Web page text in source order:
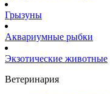
Грызуны
Аквариумные рыбки
Экзотические животные
Ветеринария